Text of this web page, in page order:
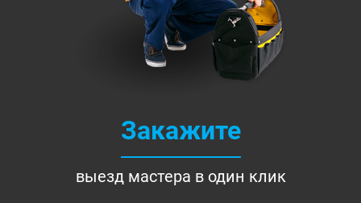
Закажите
выезд мастера в один клик